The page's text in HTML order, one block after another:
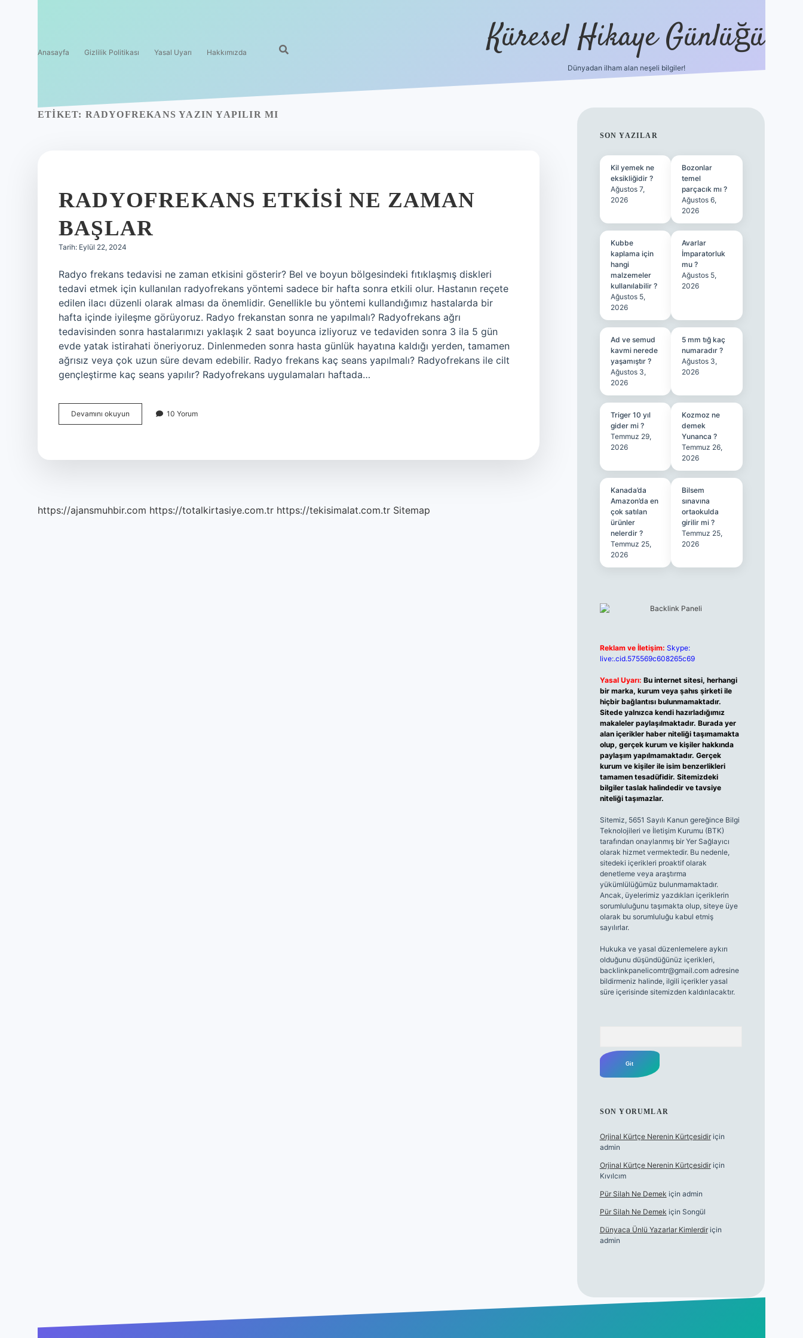
Anasayfa Gizlilik Politikası Yasal Uyarı Hakkımızda Küresel Hikaye Günlüğü
Dünyadan ilham alan neşeli bilgiler!
ETIKET: RADYOFREKANS YAZIN YAPILIR MI
RADYOFREKANS ETKISI NE ZAMAN
BAŞLAR
Tarih: Eylül 22, 2024
Radyo frekans tedavisi ne zaman etkisini gösterir? Bel ve boyun bölgesindeki fıtıklaşmış diskleri
tedavi etmek için kullanılan radyofrekans yöntemi sadece bir hafta sonra etkili olur. Hastanın reçete
edilen ilacı düzenli olarak alması da önemlidir. Genellikle bu yöntemi kullandığımız hastalarda bir
hafta içinde iyileşme görüyoruz. Radyo frekanstan sonra ne yapılmalı? Radyofrekans ağrı
tedavisinden sonra hastalarımızı yaklaşık 2 saat boyunca izliyoruz ve tedaviden sonra 3 ila 5 gün
evde yatak istirahati öneriyoruz. Dinlenmeden sonra hasta günlük hayatına kaldığı yerden, tamamen
ağrısız veya çok uzun süre devam edebilir. Radyo frekans kaç seans yapılmalı? Radyofrekans ile cilt
gençleştirme kaç seans yapılır? Radyofrekans uygulamaları haftada…
Devamını okuyun Radyofrekans
Etkisi
10 Yorum
https://ajansmuhbir.com https://totalkirtasiye.com.tr https://tekisimalat.com.tr Sitemap
SIDEBAR
SON YAZILAR
Kil yemek ne
eksikliğidir ?
Ağustos 7,
2026
Bozonlar
temel
parçacık mı ?
Ağustos 6,
2026
Kubbe
kaplama için
hangi
malzemeler
kullanılabilir ?
Ağustos 5,
2026
Avarlar
İmparatorluk
mu ?
Ağustos 5,
2026
Ad ve semud
kavmi nerede
yaşamıştır ?
Ağustos 3,
2026
5 mm tığ kaç
numaradır ?
Ağustos 3,
2026
Triger 10 yıl
gider mi ?
Temmuz 29,
2026
Kozmoz ne
demek
Yunanca ?
Temmuz 26,
2026
Kanada’da
Amazon’da en
çok satılan
ürünler
nelerdir ?
Temmuz 25,
2026
Bilsem
sınavına
ortaokulda
girilir mi ?
Temmuz 25,
2026
Reklam ve İletişim: Skype:
live:.cid.575569c608265c69
Yasal Uyarı: Bu internet sitesi, herhangi
bir marka, kurum veya şahıs şirketi ile
hiçbir bağlantısı bulunmamaktadır.
Sitede yalnızca kendi hazırladığımız
makaleler paylaşılmaktadır. Burada yer
alan içerikler haber niteliği taşımamakta
olup, gerçek kurum ve kişiler hakkında
paylaşım yapılmamaktadır. Gerçek
kurum ve kişiler ile isim benzerlikleri
tamamen tesadüfidir. Sitemizdeki
bilgiler taslak halindedir ve tavsiye
niteliği taşımazlar.
Sitemiz, 5651 Sayılı Kanun gereğince Bilgi
Teknolojileri ve İletişim Kurumu (BTK)
tarafından onaylanmış bir Yer Sağlayıcı
olarak hizmet vermektedir. Bu nedenle,
sitedeki içerikleri proaktif olarak
denetleme veya araştırma
yükümlülüğümüz bulunmamaktadır.
Ancak, üyelerimiz yazdıkları içeriklerin
sorumluluğunu taşımakta olup, siteye üye
olarak bu sorumluluğu kabul etmiş
sayılırlar.
Hukuka ve yasal düzenlemelere aykırı
olduğunu düşündüğünüz içerikleri,
backlinkpanelicomtr@gmail.comadresine
bildirmeniz halinde, ilgili içerikler yasal
süre içerisinde sitemizden kaldırılacaktır.
SON YORUMLAR
Orjinal Kürtçe Nerenin Kürtçesidiriçin
admin
Orjinal Kürtçe Nerenin Kürtçesidiriçin
Kıvılcım
Pür Silah Ne Demek için admin
Pür Silah Ne Demek için Songül
Dünyaca Ünlü Yazarlar Kimlerdiriçin
admin
betexper